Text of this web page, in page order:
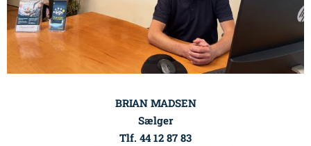
BRIAN MADSEN
Sælger
Tlf. 44 12 87 83